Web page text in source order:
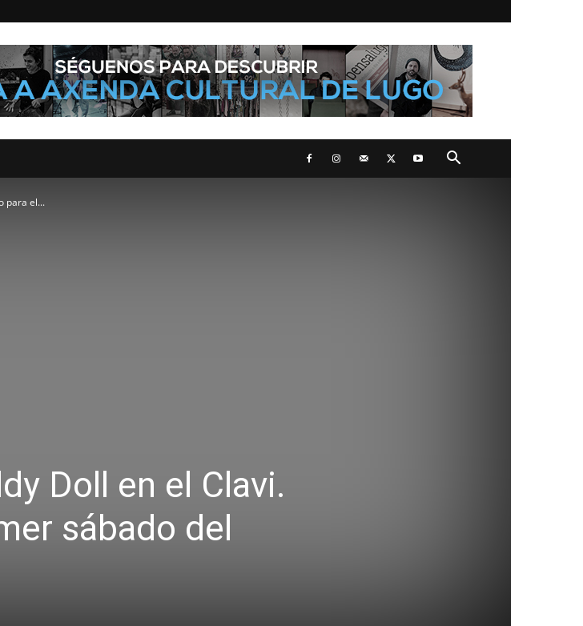
para el...
Doll en el Clavi.
sábado del